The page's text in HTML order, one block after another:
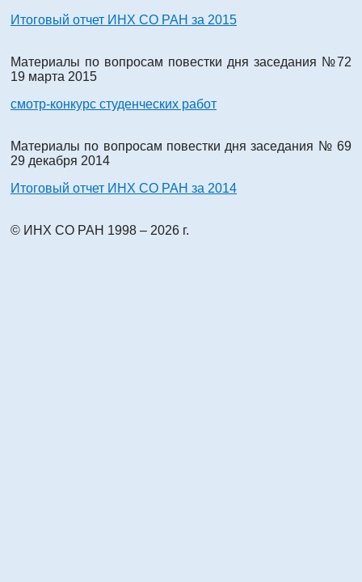
Итоговый отчет ИНХ СО РАН за 2015
Материалы по вопросам повестки дня заседания №72
19 марта 2015
смотр-конкурс студенческих работ
Материалы по вопросам повестки дня заседания № 69
29 декабря 2014
Итоговый отчет ИНХ СО РАН за 2014
© ИНХ СО РАН 1998 – 2026 г.